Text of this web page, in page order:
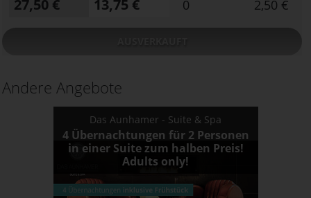
27,50 € 13,75 € 0 2,50 €
Andere Angebote
Das Aunhamer - Suite & Spa
4 Übernachtungen für 2 Personen
in einer Suite zum halben Preis!
Adults only!